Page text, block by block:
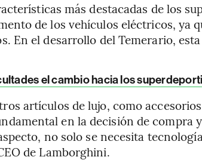
más destacadas de los
de los vehículos eléctricos, ya
En el desarrollo del Temerario,
el cambio hacia los
artículos de lujo, como
en la decisión de compra
no solo se necesita
de Lamborghini.